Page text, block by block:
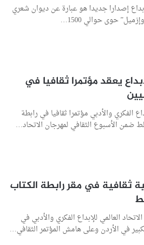
إصدارا جديدا هو عبارة عن ديوان شعري
حوى حوالي 1500…
يعقد مؤتمرا ثقافيا في
الفكري والأدبي مؤتمرا ثقافيا في رابطة
ضمن الأسبوع الثقافي لمهرجان الاتحاد…
ثقافية في مقر رابطة الكتاب
العالمي للإبداع الفكري والأدبي في
في الأردن وعلى هامش المؤتمر الثقافي…